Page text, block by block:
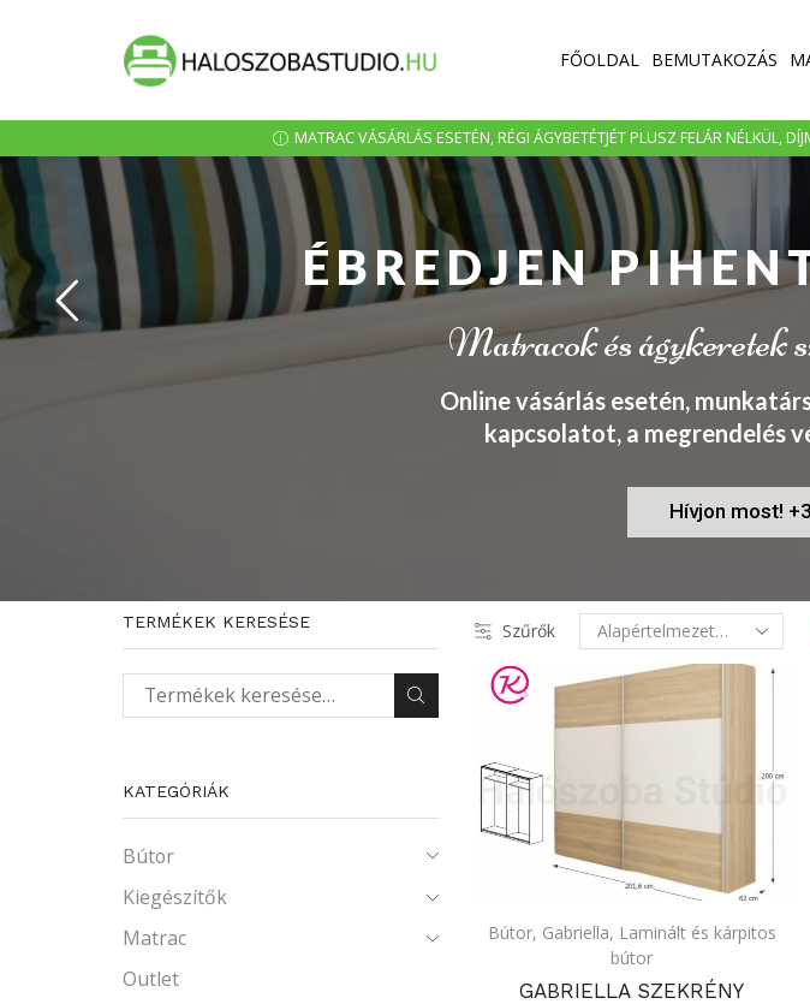
FŐOLDAL BEMUTAKOZÁS
MATRAC VÁSÁRLÁS ESETÉN, RÉGI ÁGYBETÉTJÉT PLUSZ FELÁR NÉLKÜL,
ÉBREDJEN
Matracok és ágykeretek
Online vásárlás esetén,
kapcsolatot, a megrendelés
Hívjon most!
Szűrők
Bútor, Gabriella, Laminált és kárpitos
bútor
GABRIELLA SZEKRÉNY
TERMÉKEK KERESÉSE
Keresés a következőre:
KATEGÓRIÁK
Bútor
Kiegészítők
Matrac
Outlet